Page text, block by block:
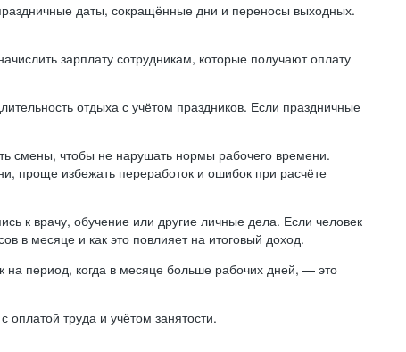
даты, сокращённые дни и переносы выходных.
зарплату сотрудникам, которые получают оплату
отдыха с учётом праздников. Если праздничные
смены, чтобы не нарушать нормы рабочего времени.
проще избежать переработок и ошибок при расчёте
к врачу, обучение или другие личные дела. Если человек
в месяце и как это повлияет на итоговый доход.
на период, когда в месяце больше рабочих дней, — это
труда и учётом занятости.